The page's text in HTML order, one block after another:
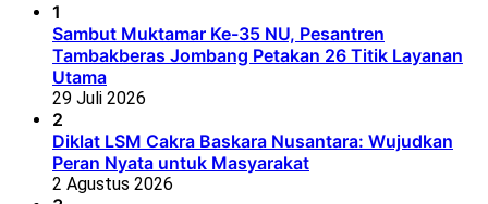
1
Sambut Muktamar Ke-35 NU, Pesantren
Tambakberas Jombang Petakan 26 Titik Layanan
Utama
29 Juli 2026
2
Diklat LSM Cakra Baskara Nusantara: Wujudkan
Peran Nyata untuk Masyarakat
2 Agustus 2026